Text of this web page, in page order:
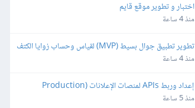
اختبار و تطوير موقع قايم
منذ 4 ساعة
تطوير تطبيق جوال بسيط (MVP) لقياس وحساب زوايا الكتف
منذ 4 ساعة
Ready)
منذ 5 ساعة